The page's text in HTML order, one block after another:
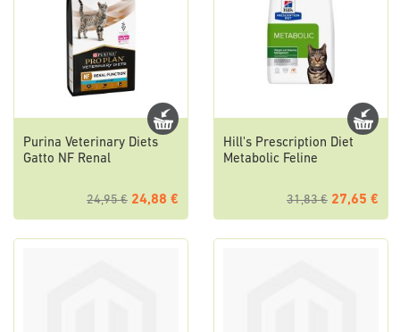
Purina Veterinary Diets
Gatto NF Renal
24,95 € 24,88 €
Hill's Prescription Diet
Metabolic Feline
31,83 € 27,65 €